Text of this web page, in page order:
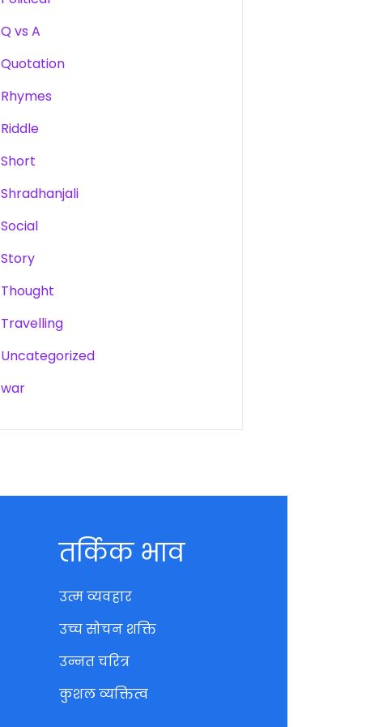
Q vs A
Quotation
Rhymes
Riddle
Short
Shradhanjali
Social
Story
Thought
Travelling
Uncategorized
war
तर्किक भाव
उत्म व्यवहार
उच्च सोचन शक्ति
उन्नत चरित्र
कुशल व्यक्तित्व